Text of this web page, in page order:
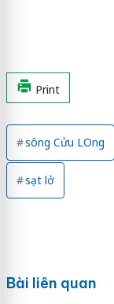
Print
sông Cửu LOng
sạt lở
Bài liên quan